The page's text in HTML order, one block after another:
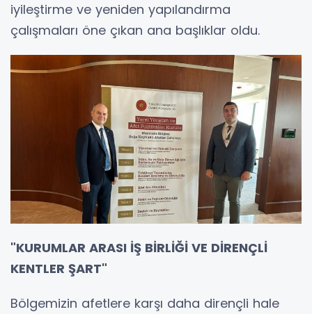
iyileştirme ve yeniden yapılandırma
çalışmaları öne çıkan ana başlıklar oldu.
"KURUMLAR ARASI İŞ BİRLİĞİ VE DİRENÇLİ
KENTLER ŞART"
Bölgemizin afetlere karşı daha dirençli hale